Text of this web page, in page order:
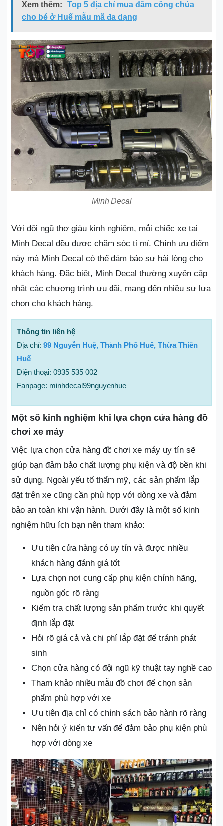
Xem thêm:
Top 5 địa chỉ mua đầm công chúa
cho bé ở Huế mẫu mã đa dạng
Minh Decal
Với đội ngũ thợ giàu kinh nghiệm, mỗi chiếc xe tại
Minh Decal đều được chăm sóc tỉ mỉ. Chính ưu điểm
này mà Minh Decal có thể đảm bảo sự hài lòng cho
khách hàng. Đặc biệt, Minh Decal thường xuyên cập
nhật các chương trình ưu đãi, mang đến nhiều sự lựa
chọn cho khách hàng.
Thông tin liên hệ
Địa chỉ: 99 Nguyễn Huệ, Thành Phố Huế, Thừa Thiên
Huế
Điện thoại: 0935 535 002
Fanpage: minhdecal99nguyenhue
Một số kinh nghiệm khi lựa chọn cửa hàng đồ
chơi xe máy
Việc lựa chọn cửa hàng đồ chơi xe máy uy tín sẽ
giúp bạn đảm bảo chất lượng phụ kiện và độ bền khi
sử dụng. Ngoài yếu tố thẩm mỹ, các sản phẩm lắp
đặt trên xe cũng cần phù hợp với dòng xe và đảm
bảo an toàn khi vận hành. Dưới đây là một số kinh
nghiệm hữu ích bạn nên tham khảo:
Ưu tiên cửa hàng có uy tín và được nhiều
khách hàng đánh giá tốt
Lựa chọn nơi cung cấp phụ kiện chính hãng,
nguồn gốc rõ ràng
Kiểm tra chất lượng sản phẩm trước khi quyết
định lắp đặt
Hỏi rõ giá cả và chi phí lắp đặt để tránh phát
sinh
Chọn cửa hàng có đội ngũ kỹ thuật tay nghề cao
Tham khảo nhiều mẫu đồ chơi để chọn sản
phẩm phù hợp với xe
Ưu tiên địa chỉ có chính sách bảo hành rõ ràng
Nên hỏi ý kiến tư vấn để đảm bảo phụ kiện phù
hợp với dòng xe